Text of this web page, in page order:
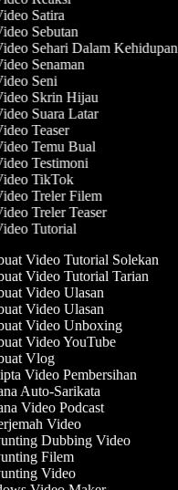
Satira
Sebutan
Sehari Dalam Kehidupan
Senaman
Seni
Skrin Hijau
Suara Latar
Teaser
Temu Bual
Testimoni
TikTok
Treler Filem
Treler Teaser
Tutorial
Video Tutorial Solekan
Video Tutorial Tarian
Video Ulasan
Video Ulasan
Video Unboxing
Video YouTube
Vlog
Video Pembersihan
Auto-Sarikata
Video Podcast
Video
Dubbing Video
Filem
Video